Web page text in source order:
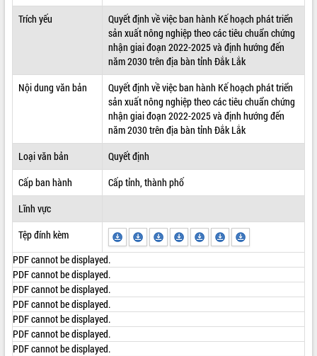
VĂN BẢN HĐND TỈNH
QUY HOẠCH - KẾ HOẠCH
Trích yếu
Quyết định về việc ban hành Kế hoạch phát triển
sản xuất nông nghiệp theo các tiêu chuẩn chứng
nhận giai đoạn 2022-2025 và định hướng đến
năm 2030 trên địa bàn tỉnh Đắk Lắk
Nội dung văn bản
Quyết định về việc ban hành Kế hoạch phát triển
sản xuất nông nghiệp theo các tiêu chuẩn chứng
nhận giai đoạn 2022-2025 và định hướng đến
năm 2030 trên địa bàn tỉnh Đắk Lắk
Loại văn bản
Quyết định
Cấp ban hành
Cấp tỉnh, thành phố
Lĩnh vực
Tệp đính kèm
PDF cannot be displayed.
PDF cannot be displayed.
PDF cannot be displayed.
PDF cannot be displayed.
PDF cannot be displayed.
PDF cannot be displayed.
PDF cannot be displayed.